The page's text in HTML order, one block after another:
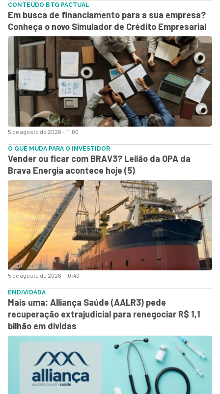
5 de agosto de 2026 - 11:00
CONTEÚDO BTG PACTUAL
Em busca de financiamento para a sua empresa?
Conheça o novo Simulador de Crédito Empresarial
5 de agosto de 2026 - 10:40
O QUE MUDA PARA O INVESTIDOR
Vender ou ficar com BRAV3? Leilão da OPA da
Brava Energia acontece hoje (5)
ENDIVIDADA
Mais uma: Alliança Saúde (AALR3) pede
recuperação extrajudicial para renegociar R$ 1,1
bilhão em dívidas